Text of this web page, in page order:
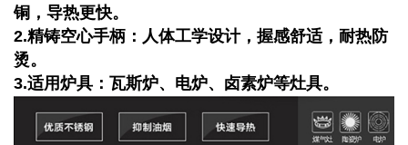
铜，导热更快。
2.精铸空心手柄：人体工学设计，握感舒适，耐热防
烫。
3.适用炉具：瓦斯炉、电炉、卤素炉等灶具。